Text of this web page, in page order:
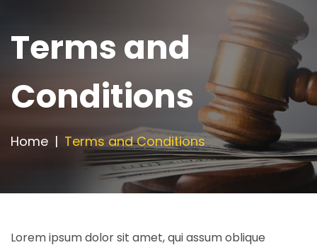
Blog
Contact
Terms and
Conditions
Home Terms and Conditions
Lorem ipsum dolor sit amet, qui assum oblique